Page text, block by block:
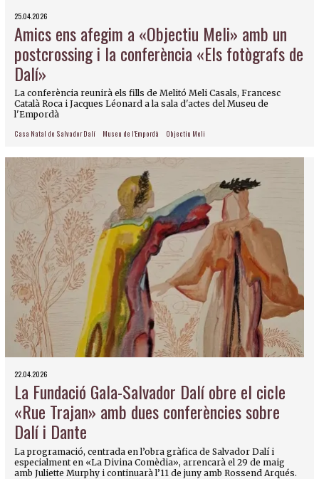
25.04.2026
Amics ens afegim a «Objectiu Meli» amb un
postcrossing i la conferència «Els fotògrafs de
Dalí»
La conferència reunirà els fills de Melitó Meli Casals, Francesc
Català Roca i Jacques Léonard a la sala d'actes del Museu de
l'Empordà
Casa Natal de Salvador Dalí Museu de l'Empordà Objectiu Meli
22.04.2026
La Fundació Gala-Salvador Dalí obre el cicle
«Rue Trajan» amb dues conferències sobre
Dalí i Dante
La programació, centrada en l’obra gràfica de Salvador Dalí i
especialment en «La Divina Comèdia», arrencarà el 29 de maig
amb Juliette Murphy i continuarà l’11 de juny amb Rossend Arqués.